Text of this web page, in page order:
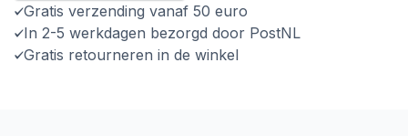
Gratis verzending vanaf 50 euro
In 2-5 werkdagen bezorgd door PostNL
Gratis retourneren in de winkel